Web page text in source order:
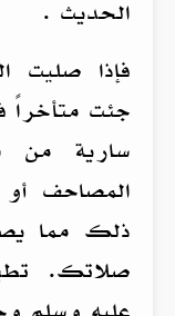
الحديث .
فإذا صليت
جئت
سارية من
المصاحف
ذلك مما
صلاتك.